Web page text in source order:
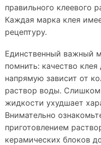
правильного клеевого
Каждая марка клея
рецептуру.
Единственный важный
помнить: качество
напрямую зависит от
раствор воды.
жидкости ухудшает
Внимательно
приготовлением
керамических блоков